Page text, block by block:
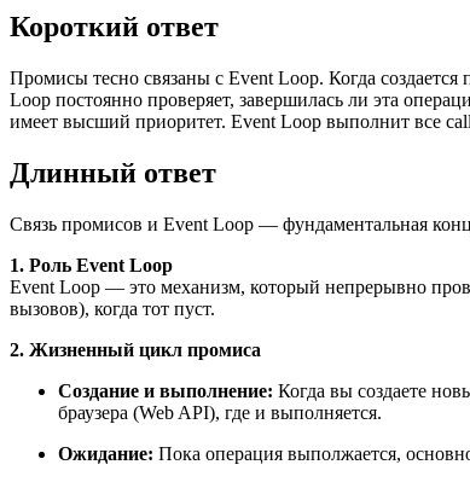
Короткий ответ
Промисы тесно связаны с Event Loop. Когда
Loop постоянно проверяет, завершилась ли эта
имеет высший приоритет. Event Loop выполнит все
Длинный ответ
Связь промисов и Event Loop — фундаментальная
1. Роль Event Loop
Event Loop — это механизм, который непрерывно
вызовов), когда тот пуст.
2. Жизненный цикл промиса
Создание и выполнение: Когда вы создаете
браузера (Web API), где и выполняется.
Ожидание: Пока операция выполжается,